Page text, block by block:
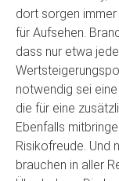
dort sorgen
für Aufsehen.
dass nur etwa
notwendig sei
die für eine
Ebenfalls
Risikofreude. Und
brauchen in aller